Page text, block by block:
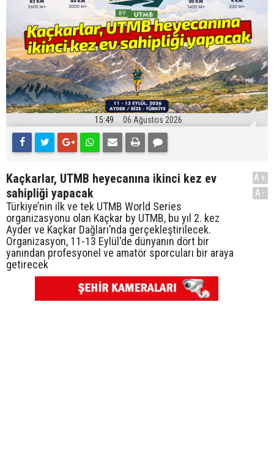
15:49 06 Ağustos 2026
Kaçkarlar, UTMB heyecanına ikinci kez ev
sahipliği yapacak
Türkiye’nin ilk ve tek UTMB World Series
organizasyonu olan Kaçkar by UTMB, bu yıl 2. kez
Ayder ve Kaçkar Dağları’nda gerçekleştirilecek.
Organizasyon, 11-13 Eylül'de dünyanın dört bir
yanından profesyonel ve amatör sporcuları bir araya
getirecek
A+
A-